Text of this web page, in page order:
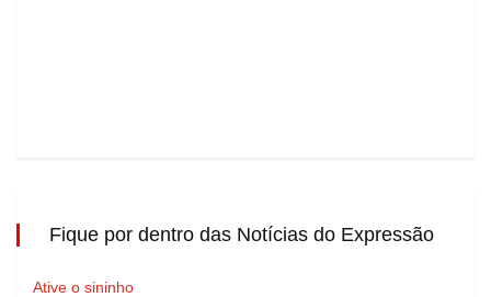
Fique por dentro das Notícias do Expressão
Ative o sininho